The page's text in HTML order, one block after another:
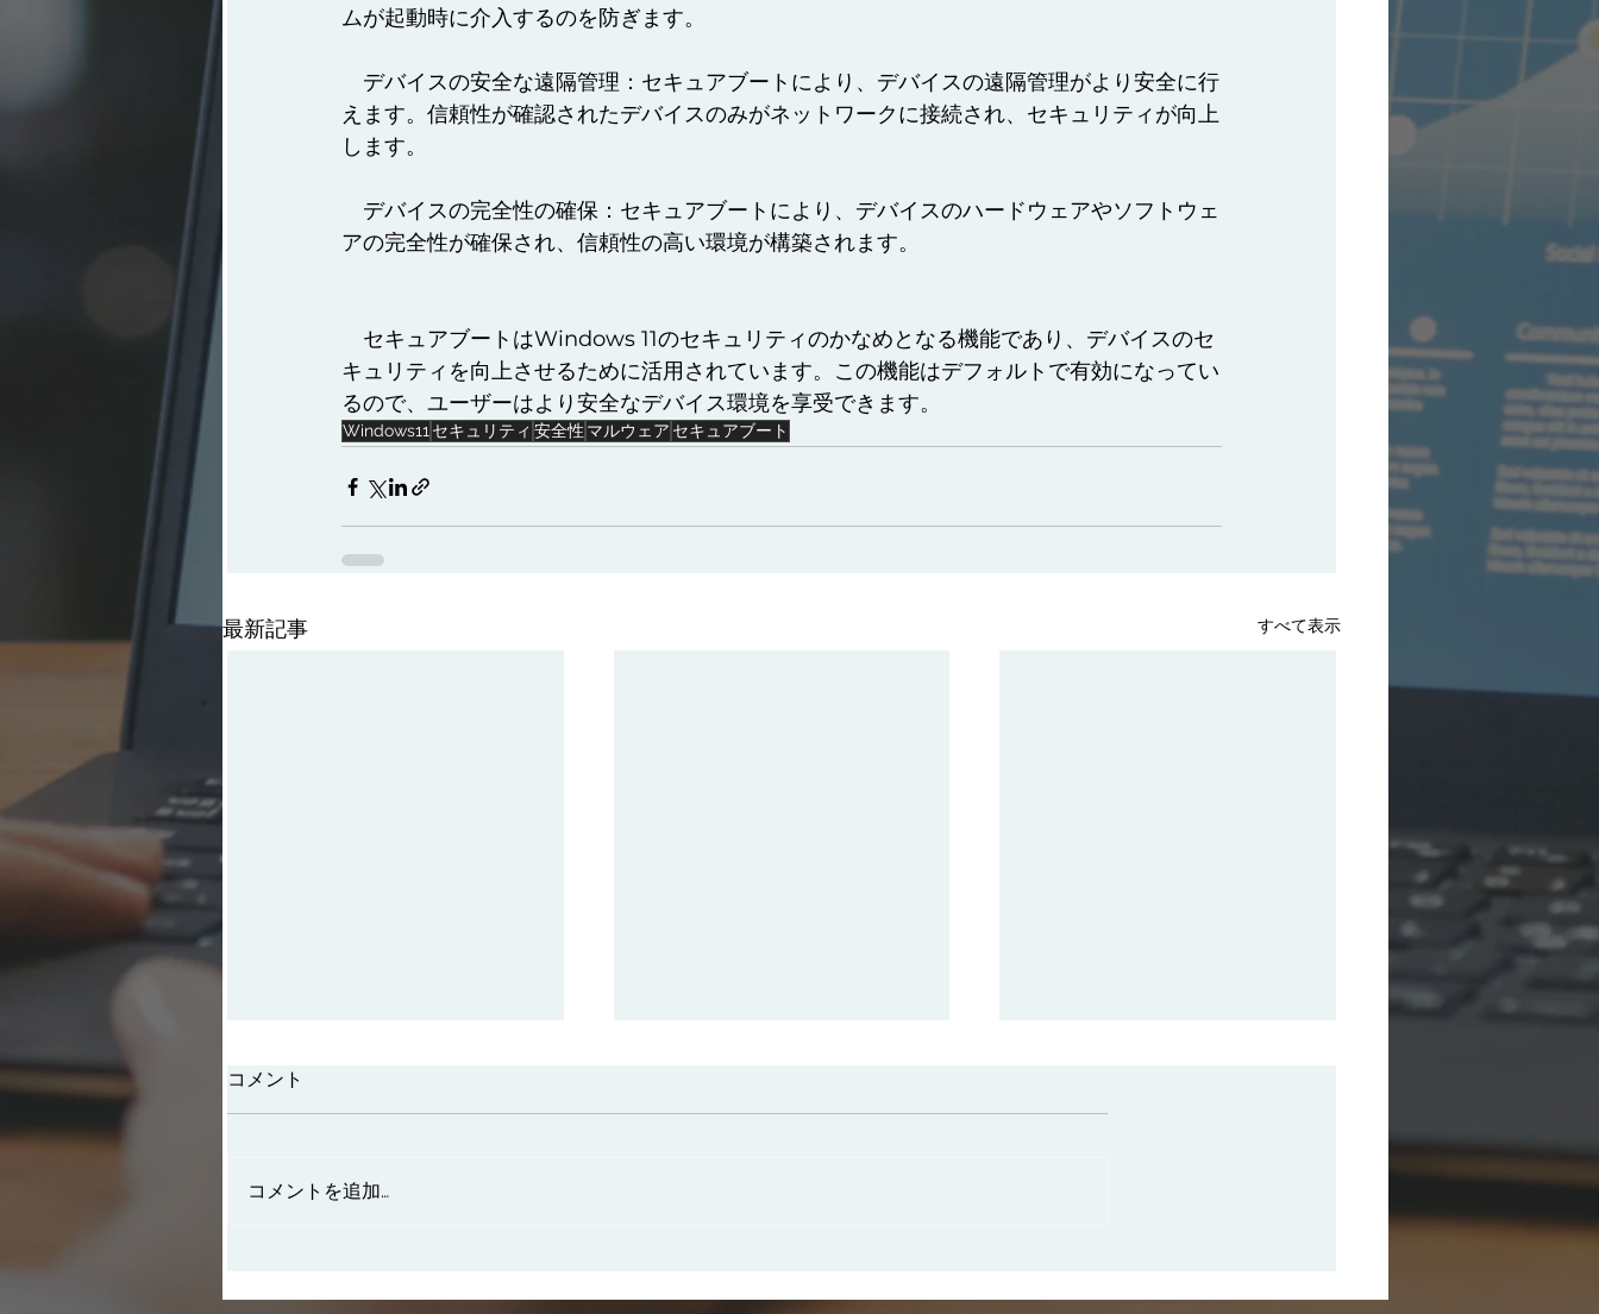
ムが起動時に介入するのを防ぎます。
デバイスの安全な遠隔管理：セキュアブートにより、デバイスの遠隔管理がより安全に行
えます。信頼性が確認されたデバイスのみがネットワークに接続され、セキュリティが向上
します。
デバイスの完全性の確保：セキュアブートにより、デバイスのハードウェアやソフトウェ
アの完全性が確保され、信頼性の高い環境が構築されます。
セキュアブートはWindows 11のセキュリティのかなめとなる機能であり、デバイスのセ
キュリティを向上させるために活用されています。この機能はデフォルトで有効になってい
るので、ユーザーはより安全なデバイス環境を享受できます。
Windows11 セキュリティ 安全性 マルウェア セキュアブート
最新記事 すべて表示
コメント
コメントを追加…